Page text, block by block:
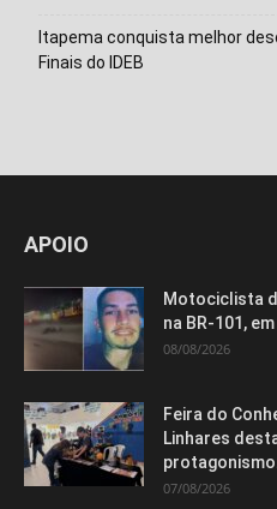
Itapema conquista melhor
Finais do IDEB
APOIO
Motociclista
na BR-101,
08/08/2026
Feira do
Linhares
07/08/2026